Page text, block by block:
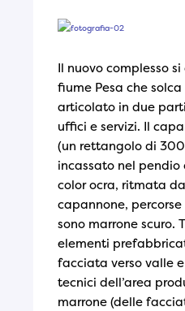
Il nuovo complesso
fiume Pesa che
articolato in due
uffici e servizi. Il
(un rettangolo di
incassato nel
color ocra, ritmata
capannone,
sono marrone scuro.
elementi
facciata verso valle
tecnici dell’area
marrone (delle